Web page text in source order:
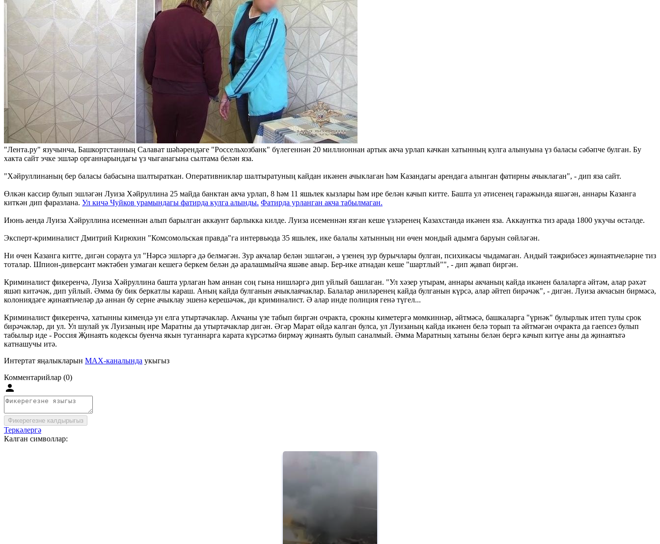
"Лента.ру" язучынча, Башкортстанның Салават шәһәрендәге "Россельхозбанк" бүлегеннән 20 миллионнан артык акча урлап качкан хатынның кулга алынуына үз баласы сәбәпче булган. Бу
хакта сайт эчке эшләр органнарындагы үз чыганагына сылтама белән яза.
"Хәйруллинаның бер баласы бабасына шалтыраткан. Оперативниклар шалтыратуның кайдан икәнен ачыклаган һәм Казандагы арендага алынган фатирны ачыклаган", - дип яза сайт.
Өлкән кассир булып эшләгән Луиза Хәйруллина 25 майда банктан акча урлап, 8 һәм 11 яшьлек кызлары һәм ире белән качып китте. Башта ул әтисенең гаражында яшәгән, аннары Казанга
киткән дип фаразлана. Ул кичә Чуйков урамындагы фатирда кулга алынды. Фатирда урланган акча табылмаган.
Июнь аенда Луиза Хәйруллина исеменнән алып барылган аккаунт барлыкка килде. Луиза исеменнән язган кеше үзләренең Казахстанда икәнен яза. Аккаунтка тиз арада 1800 укучы өстәлде.
Эксперт-криминалист Дмитрий Кирюхин "Комсомольская правда"га интервьюда 35 яшьлек, ике балалы хатынның ни өчен мондый адымга баруын сөйләгән.
Ни өчен Казанга китте, дигән сорауга ул "Нәрсә эшләргә дә белмәгән. Зур акчалар белән эшләгән, ә үзенең зур бурычлары булган, психикасы чыдамаган. Андый тәҗрибәсез җинаятьчеләрне тиз
тоталар. Шпион-диверсант мәктәбен узмаган кешегә беркем белән дә аралашмыйча яшәве авыр. Бер-ике атнадан кеше "шартлый"", - дип җавап биргән.
Криминалист фикеренчә, Луиза Хәйруллина башта урлаган һәм аннан соң гына нишләргә дип уйлый башлаган. "Ул хәзер утырам, аннары акчаның кайда икәнен балаларга әйтәм, алар рәхәт
яшәп китәчәк, дип уйлый. Әмма бу бик беркатлы караш. Аның кайда булганын ачыклаячаклар. Балалар әниләренең кайда булганын күрсә, алар әйтеп бирәчәк", - дигән. Луиза акчасын бирмәсә,
колониядәге җинаятьчеләр дә аннан бу серне ачыклау эшенә керешәчәк, ди криминалист. Ә алар инде полиция генә түгел...
Криминалист фикеренчә, хатынны кимендә ун елга утыртачаклар. Акчаны үзе табып биргән очракта, срокны киметергә мөмкиннәр, әйтмәсә, башкаларга "үрнәк" булырлык итеп тулы срок
бирәчәкләр, ди ул. Ул шулай ук Луизаның ире Маратны да утыртачаклар дигән. Әгәр Марат өйдә калган булса, ул Луизаның кайда икәнен белә торып та әйтмәгән очракта да гаепсез булып
табылыр иде - Россия Җинаять кодексы буенча якын туганнарга карата күрсәтмә бирмәү җинаять булып саналмый. Әмма Маратның хатыны белән бергә качып китүе аны да җинаятьтә
катнашучы итә.
Интертат яңалыкларын MAX-каналында укыгыз
Комментарийлар (0)
Фикерегезне калдырыгыз
Теркәлергә
Калган символлар: